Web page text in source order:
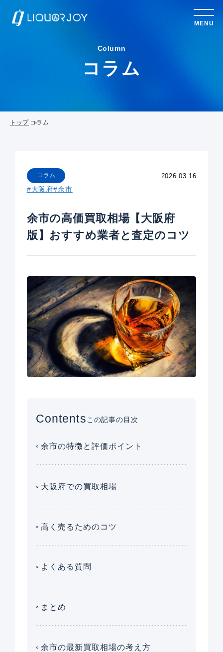
MENU
Column
コラム
トップ コラム
2026.03.16
コラム
#大阪府#余市
余市の高価買取相場【大阪府
版】おすすめ業者と査定のコツ
Contentsこの記事の目次
余市の特徴と評価ポイント
大阪府での買取相場
高く売るためのコツ
よくある質問
まとめ
余市の最新買取相場の考え方